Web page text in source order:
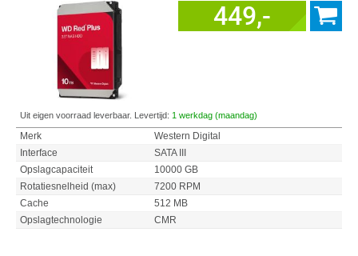
449,-
Uit eigen voorraad leverbaar. Levertijd: 1 werkdag (maandag)
Merk
Western Digital
Interface
SATA III
Opslagcapaciteit
10000 GB
Rotatiesnelheid (max)
7200 RPM
Cache
512 MB
Opslagtechnologie
CMR